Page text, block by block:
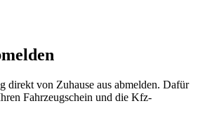
direkt von Zuhause aus abmelden. Dafür
Fahrzeugschein und die Kfz-